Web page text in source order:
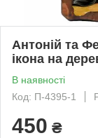
Антоній та
ікона на
В наявності
Код: П-4395-1
450 ₴